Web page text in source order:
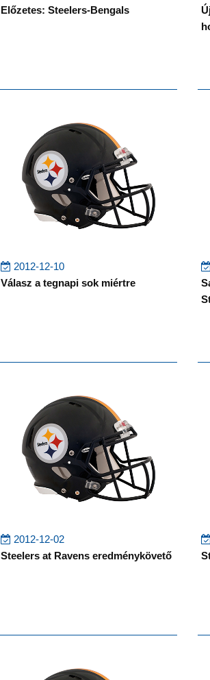
Előzetes: Steelers-Bengals
2012-12-10
Válasz a tegnapi sok miértre
2012-12-02
Steelers at Ravens eredménykövető